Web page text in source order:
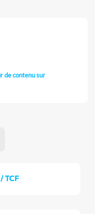
de contenu sur
TCF